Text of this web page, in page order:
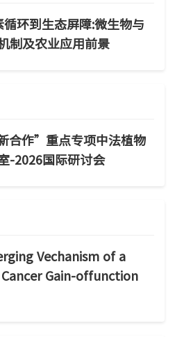
环到生态屏障:微生物与
制及农业应用前景
合作”重点专项中法植物
-2026国际研讨会
Vechanism of a
Gain-offunction